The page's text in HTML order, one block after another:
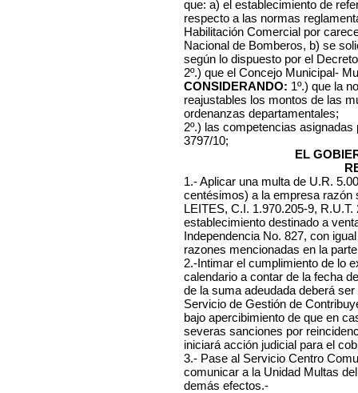
que: a) el establecimiento de
respecto a las normas
Habilitación Comercial por
Nacional de Bomberos, b) se
según lo dispuesto por el
2º.) que el Concejo Municipal-
CONSIDERANDO: 1º.) que la
reajustables los montos de las
ordenanzas departamentales;
2º.) las competencias
3797/10;
EL
1.- Aplicar una multa de U.R.
centésimos) a la empresa razón
LEITES, C.I. 1.970.205-9,
establecimiento destinado a
Independencia No. 827, con
razones mencionadas en la
2.-Intimar el cumplimiento de lo
calendario a contar de la fecha
de la suma adeudada deberá
Servicio de Gestión de
bajo apercibimiento de que en
severas sanciones por
iniciará acción judicial para el
3.- Pase al Servicio Centro
comunicar a la Unidad Multas
demás efectos.-